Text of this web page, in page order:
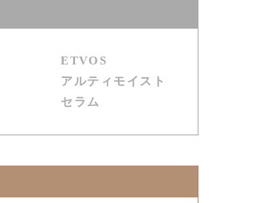
ETVOS
アルティモイスト
セラム